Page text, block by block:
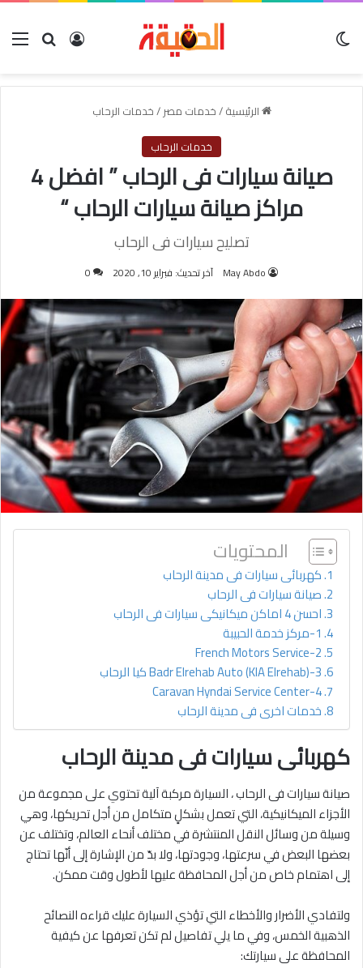
بحث عنتسجيل
الرئيسية/خدمات مصر/خدمات الرحاب
خدمات الرحاب
صيانة سيارات فى الرحاب ” افضل 4
مراكز صيانة سيارات الرحاب “
تصليح سيارات فى الرحاب
May Abdo آخر تحديث: فبراير 10, 2020 0
المحتويات
كهربائى سيارات فى مدينة الرحاب
صيانة سيارات فى الرحاب
احسن 4 اماكن ميكانيكى سيارات فى الرحاب
1-مركز خدمة الحبيبة
2-French Motors Service
3-Badr Elrehab Auto (KIA Elrehab) كيا الرحاب
4-Caravan Hyndai Service Center
خدمات اخرى فى مدينة الرحاب
كهربائى سيارات فى مدينة الرحاب
صيانة سيارات فى الرحاب ، السيارة مركبة آلية تحتوي على مجموعة من
الأجزاء الميكانيكية، التي تعمل بشكلٍ متكامل من أجل تحريكها، وهي
وسيلة من وسائل النقل المنتشرة في مختلف أنحاء العالم، وتختلف عن
بعضها البعض في سرعتها، وجودتها، ولا بدّ من الإشارة إلى أنّها تحتاج
إلى اهتمام خاص من أجل المحافظة عليها لأطول وقت ممكن.
ولتفادي الأضرار والأخطاء التي تؤذي السيارة عليك قراءه النصائح
الذهبية الخمس، وفي ما يلي تفاصيل لم تكن تعرفها عن كيفية
المحافظة على سيارتك: